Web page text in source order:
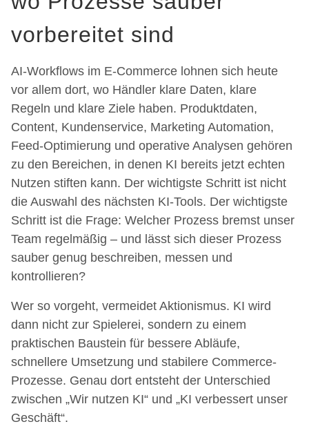
vorbereitet sind
AI-Workflows im E-Commerce lohnen sich heute
vor allem dort, wo Händler klare Daten, klare
Regeln und klare Ziele haben. Produktdaten,
Content, Kundenservice, Marketing Automation,
Feed-Optimierung und operative Analysen gehören
zu den Bereichen, in denen KI bereits jetzt echten
Nutzen stiften kann. Der wichtigste Schritt ist nicht
die Auswahl des nächsten KI-Tools. Der wichtigste
Schritt ist die Frage: Welcher Prozess bremst unser
Team regelmäßig – und lässt sich dieser Prozess
sauber genug beschreiben, messen und
kontrollieren?
Wer so vorgeht, vermeidet Aktionismus. KI wird
dann nicht zur Spielerei, sondern zu einem
praktischen Baustein für bessere Abläufe,
schnellere Umsetzung und stabilere Commerce-
Prozesse. Genau dort entsteht der Unterschied
zwischen „Wir nutzen KI“ und „KI verbessert unser
Geschäft“.